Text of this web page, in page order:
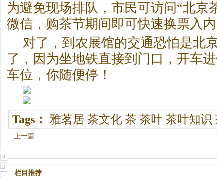
为避免现场排队，市民可访问“北京
微信，购茶节期间即可快速换票入
对了，到农展馆的交通恐怕是北
了，因为坐地铁直接到门口，开车
车位，你随便停！
Tags： 雅茗居 茶文化 茶 茶叶 茶叶知识
上一篇
栏目推荐